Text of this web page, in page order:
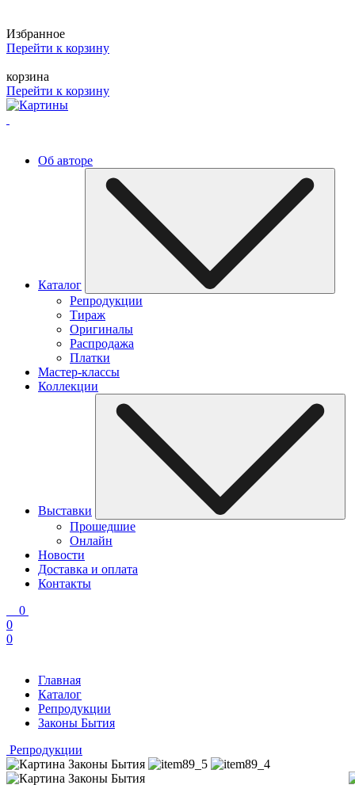
Избранное
Перейти к корзину
корзина
Перейти к корзину
Об авторе
Каталог
Репродукции
Тираж
Оригиналы
Распродажа
Платки
Мастер-классы
Коллекции
Выставки
Прошедшие
Онлайн
Новости
Доставка и оплата
Контакты
0
0
0
Главная
Каталог
Репродукции
Законы Бытия
Репродукции